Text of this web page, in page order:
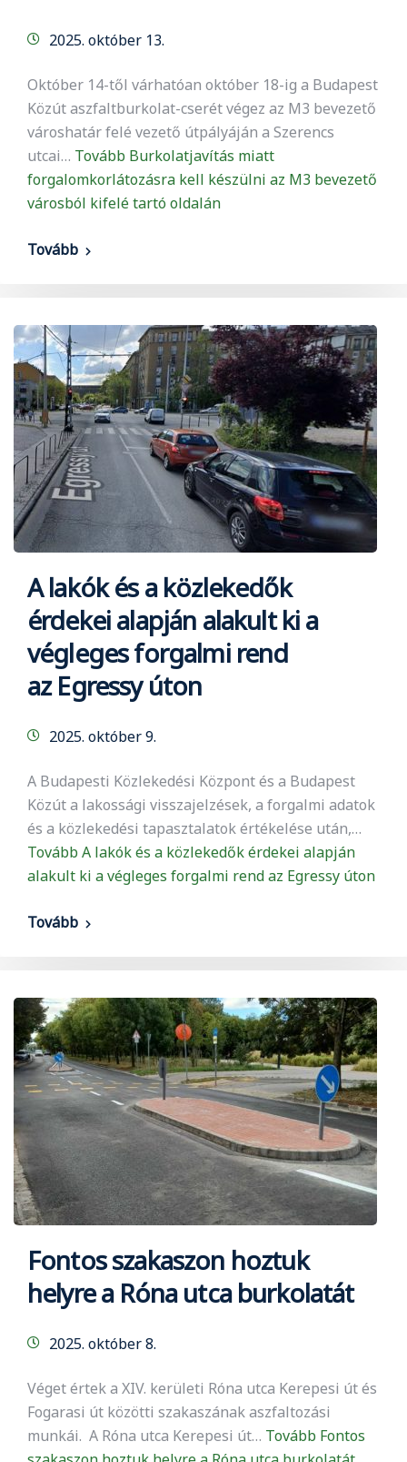
2025. október 13.
Október 14-től várhatóan október 18-ig a Budapest
Közút aszfaltburkolat-cserét végez az M3 bevezető
városhatár felé vezető útpályáján a Szerencs
utcai… Tovább Burkolatjavítás miatt
forgalomkorlátozásra kell készülni az M3 bevezető
városból kifelé tartó oldalán
Tovább
A lakók és a közlekedők
érdekei alapján alakult ki a
végleges forgalmi rend
az Egressy úton
2025. október 9.
A Budapesti Közlekedési Központ és a Budapest
Közút a lakossági visszajelzések, a forgalmi adatok
és a közlekedési tapasztalatok értékelése után,…
Tovább A lakók és a közlekedők érdekei alapján
alakult ki a végleges forgalmi rend az Egressy úton
Tovább
Fontos szakaszon hoztuk
helyre a Róna utca burkolatát
2025. október 8.
Véget értek a XIV. kerületi Róna utca Kerepesi út és
Fogarasi út közötti szakaszának aszfaltozási
munkái. A Róna utca Kerepesi út… Tovább Fontos